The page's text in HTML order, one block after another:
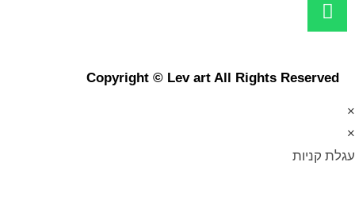
Copyright © Lev art All Rights Reserved
×
×
עגלת קניות